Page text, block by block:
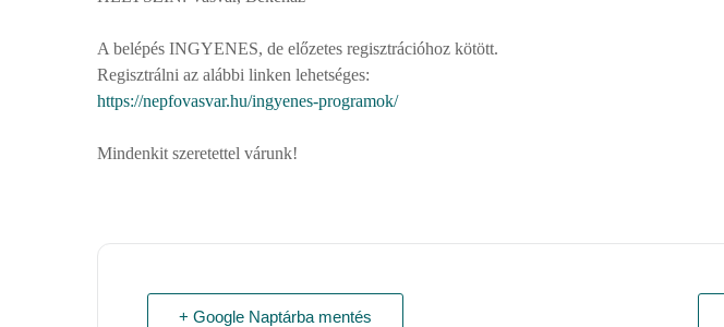
A belépés INGYENES, de előzetes regisztrációhoz kötött.
Regisztrálni az alábbi linken lehetséges:
https://nepfovasvar.hu/ingyenes-programok/
Mindenkit szeretettel várunk!
+ Google Naptárba mentés